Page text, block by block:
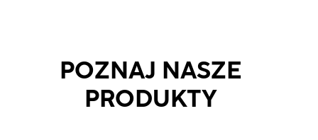
POZNAJ NASZE
PRODUKTY